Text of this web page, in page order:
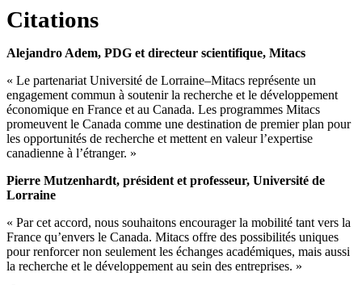
Citations
Alejandro Adem, PDG et directeur scientifique, Mitacs
« Le partenariat Université de Lorraine–Mitacs représente un
engagement commun à soutenir la recherche et le développement
économique en France et au Canada. Les programmes Mitacs
promeuvent le Canada comme une destination de premier plan pour
les opportunités de recherche et mettent en valeur l’expertise
canadienne à l’étranger. »
Pierre Mutzenhardt, président et professeur, Université de
Lorraine
« Par cet accord, nous souhaitons encourager la mobilité tant vers la
France qu’envers le Canada. Mitacs offre des possibilités uniques
pour renforcer non seulement les échanges académiques, mais aussi
la recherche et le développement au sein des entreprises. »